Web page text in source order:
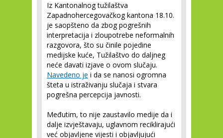
Iz Kantonalnog tužilaštva
Zapadnohercegovačkog kantona 18.10.
je saopšteno da zbog pogrešnih
interpretacija i zloupotrebe neformalnih
razgovora, što su činile pojedine
medijske kuće, Tužilaštvo do daljneg
neće davati izjave o ovom slučaju.
Navedeno je i da se nanosi ogromna
šteta u istraživanju slučaja i stvara
pogrešna percepcija javnosti.
Međutim, to nije zaustavilo medije da i
dalje izvještavaju, uglavnom reciklirajući
već objavljene vijesti i objavljujući